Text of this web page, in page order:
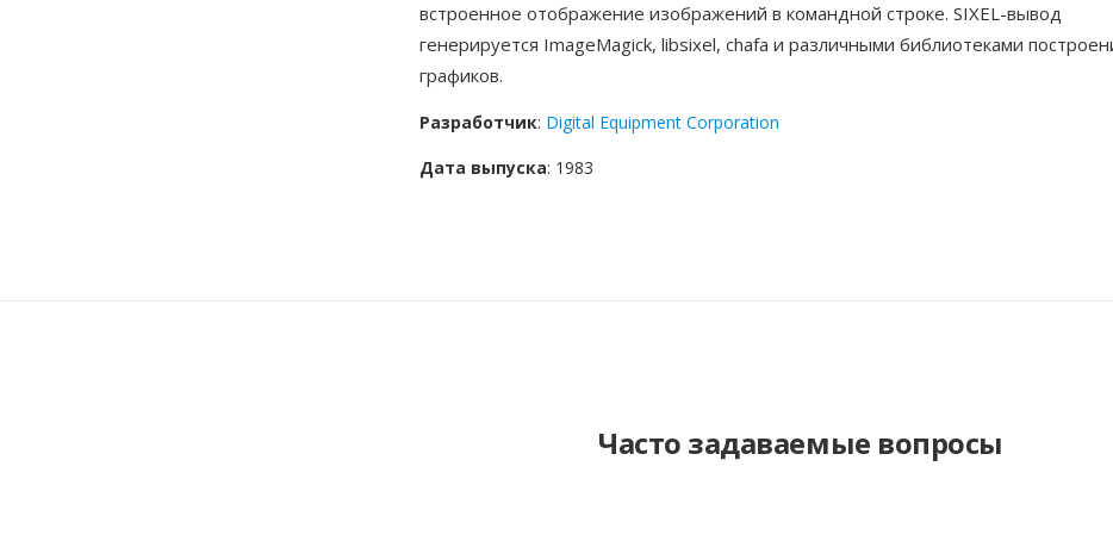
встроенное отображение изображений в командной строке. SIXEL-вывод
генерируется ImageMagick, libsixel, chafa и различными библиотеками
графиков.
Разработчик: Digital Equipment Corporation
Дата выпуска: 1983
Часто задаваемые вопросы